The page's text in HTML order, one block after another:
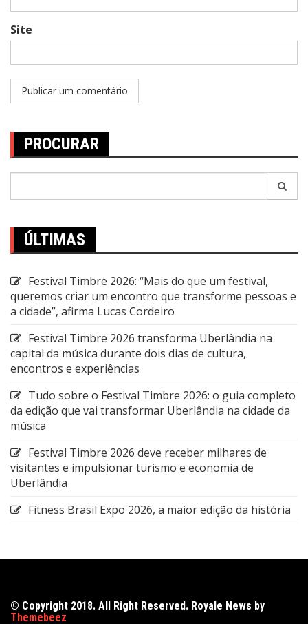
Site
PROCURAR
ÚLTIMAS
Festival Timbre 2026: “Mais do que um festival,
queremos criar um encontro que transforme pessoas e
a cidade”, afirma Lucas Cordeiro
Festival Timbre 2026 transforma Uberlândia na
capital da música durante dois dias de cultura,
encontros e experiências
Tudo sobre o Festival Timbre 2026: o guia completo
da edição que vai transformar Uberlândia na cidade da
música
Festival Timbre 2026 deve receber milhares de
visitantes e impulsionar turismo e economia de
Uberlândia
Fitness Brasil Expo 2026, a maior edição da história
© Copyright 2018. All Right Reserved. Royale News by
Themebeez